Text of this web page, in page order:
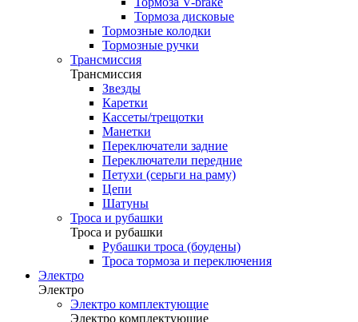
Тормоза дисковые
Тормозные колодки
Тормозные ручки
Трансмиссия
Трансмиссия
Звезды
Каретки
Кассеты/трещотки
Манетки
Переключатели задние
Переключатели передние
Петухи (серьги на раму)
Цепи
Шатуны
Троса и рубашки
Троса и рубашки
Рубашки троса (боудены)
Троса тормоза и переключения
Электро
Электро
Электро комплектующие
Электро комплектующие